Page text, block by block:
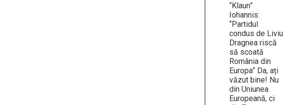
“Klaun”
Iohannis:
“Partidul
condus de Liviu
Dragnea riscă
să scoată
România din
Europa” Da, ați
văzut bine! Nu
din Uniunea
Europeană, ci